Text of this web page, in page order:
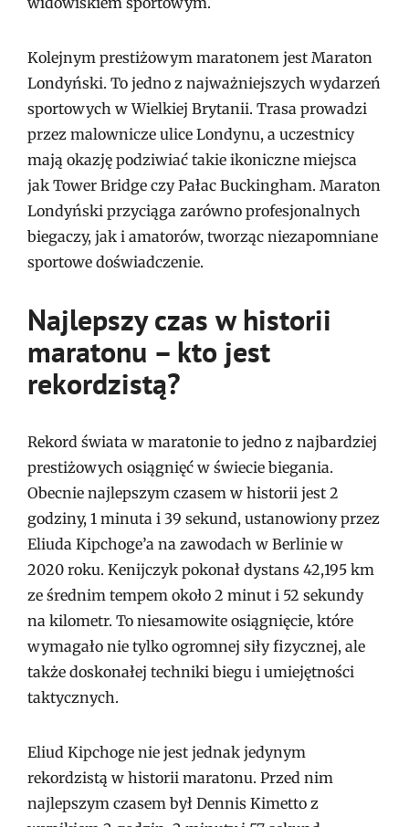
Kolejnym prestiżowym maratonem jest Maraton
Londyński. To jedno z najważniejszych wydarzeń
sportowych w Wielkiej Brytanii. Trasa prowadzi
przez malownicze ulice Londynu, a uczestnicy
mają okazję podziwiać takie ikoniczne miejsca
jak Tower Bridge czy Pałac Buckingham. Maraton
Londyński przyciąga zarówno profesjonalnych
biegaczy, jak i amatorów, tworząc niezapomniane
sportowe doświadczenie.
Najlepszy czas w historii
maratonu – kto jest
rekordzistą?
Rekord świata w maratonie to jedno z najbardziej
prestiżowych osiągnięć w świecie biegania.
Obecnie najlepszym czasem w historii jest 2
godziny, 1 minuta i 39 sekund, ustanowiony przez
Eliuda Kipchoge’a na zawodach w Berlinie w
2020 roku. Kenijczyk pokonał dystans 42,195 km
ze średnim tempem około 2 minut i 52 sekundy
na kilometr. To niesamowite osiągnięcie, które
wymagało nie tylko ogromnej siły fizycznej, ale
także doskonałej techniki biegu i umiejętności
taktycznych.
Eliud Kipchoge nie jest jednak jedynym
rekordzistą w historii maratonu. Przed nim
najlepszym czasem był Dennis Kimetto z